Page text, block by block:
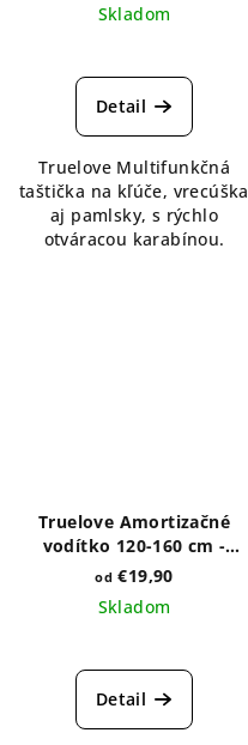
Skladom
Detail
Truelove Multifunkčná
taštička na kľúče, vrecúška
aj pamlsky, s rýchlo
otváracou karabínou.
Truelove Amortizačné
vodítko 120-160 cm -
rôzne farby
od €19,90
Skladom
Detail